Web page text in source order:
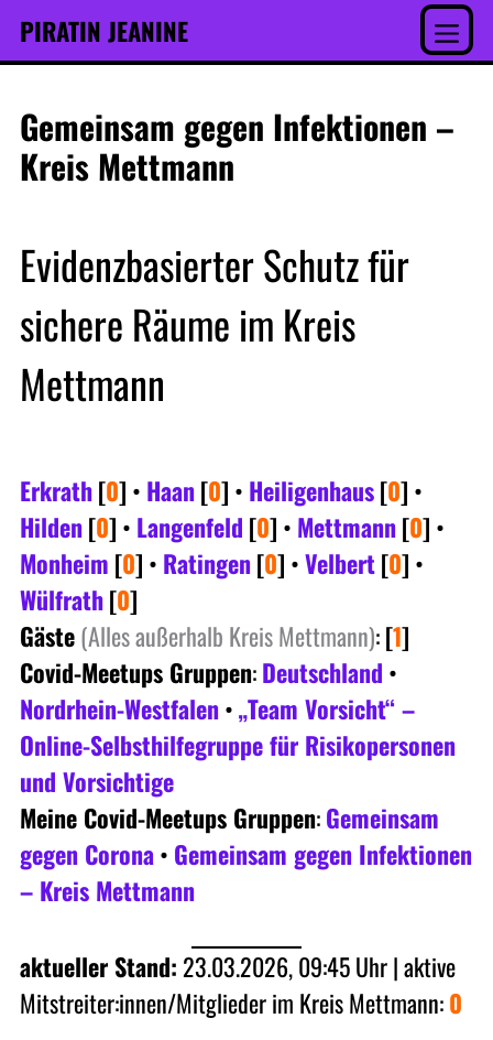
springen
Skip
to
PIRATIN JEANINE
Menu
Gemeinsam gegen Infektionen –
Kreis Mettmann
Evidenzbasierter Schutz für
sichere Räume im Kreis
Mettmann
Erkrath[0] • Haan[0] • Heiligenhaus[0] •
Hilden[0] • Langenfeld [0] • Mettmann[0] •
Monheim [0] • Ratingen[0] •Velbert[0] •
Wülfrath[0]
Gäste(Alles außerhalb Kreis Mettmann):[1]
Covid-Meetups Gruppen:Deutschland •
Nordrhein-Westfalen•„Team Vorsicht“ –
Online-Selbsthilfegruppe für Risikopersonen
und Vorsichtige
Meine Covid-Meetups Gruppen:Gemeinsam
gegen Corona• Gemeinsam gegen Infektionen
– Kreis Mettmann
aktueller Stand: 23.03.2026, 09:45 Uhr | aktive
Mitstreiter:innen/Mitglieder im Kreis Mettmann:0